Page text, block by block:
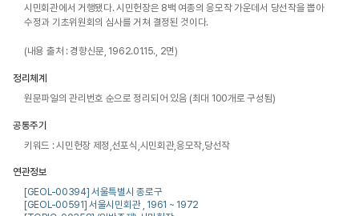
시민회관에서 거행됐다. 시민헌장은 8백 여종의 응모작 가운데서 당선작을 뽑아
수정과 기초위원회의 심사를 거쳐 결정된 것이다.
(내용 출처 : 경향신문, 1962.01.15., 2면)
정리체계
원문파일의 관리번호 순으로 정리되어 있음 (최대 100개로 구성됨)
공통주기
키워드 : 시민헌장 제정,선포식,시민회관,응모작,당선작
연관정보
[GEOL-00394] 서울특별시 종로구
[GEOL-00591] 서울시민회관 , 1961 ~ 1972